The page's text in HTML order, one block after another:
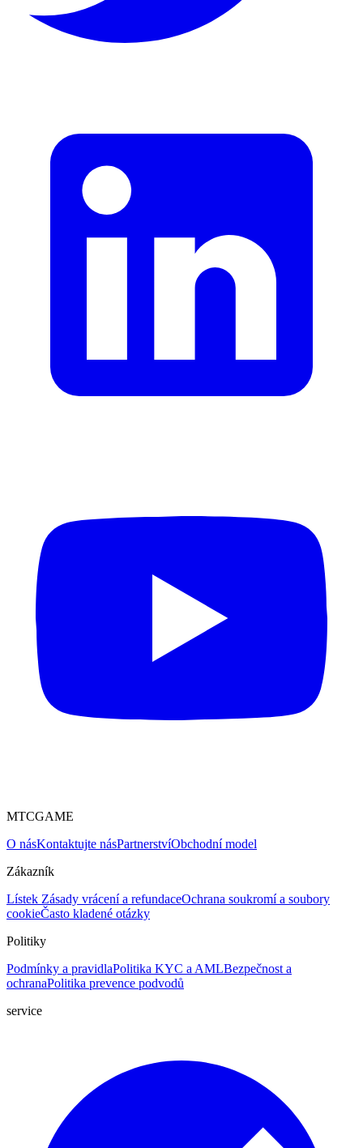
MTCGAME
O násKontaktujte násPartnerstvíObchodní model
Zákazník
Lístek Zásady vrácení a refundaceOchrana soukromí a soubory
cookieČasto kladené otázky
Politiky
Podmínky a pravidlaPolitika KYC a AMLBezpečnost a
ochranaPolitika prevence podvodů
service